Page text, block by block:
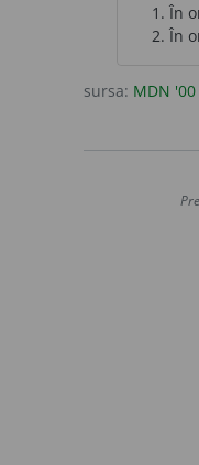
În
În
sursa: MDN '00